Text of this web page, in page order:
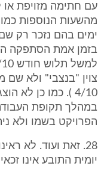
עם חתימה מזויפת
מהשעות הנוספות
ימים בהם נזכר רק
בזמן אמת הסתפקה
צוין "בנצבי" ולא
4/10 ). כמו כן לא
במהלך תקופת
הפרויקט בשמו ולא
28. זאת ועוד. לא
יומית התובע אינו